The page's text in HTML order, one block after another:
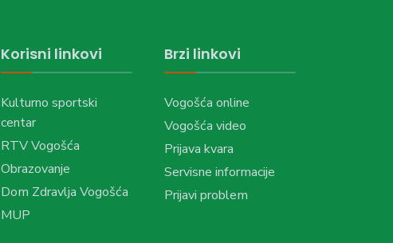
Korisni linkovi
Kulturno sportski
centar
RTV Vogošća
Obrazovanje
Dom Zdravlja Vogošća
MUP
Brzi linkovi
Vogošća online
Vogošća video
Prijava kvara
Servisne informacije
Prijavi problem